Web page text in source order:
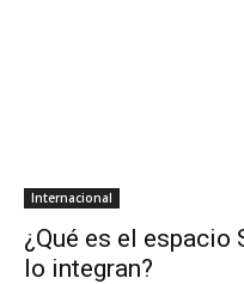
Internacional
¿Qué es el espacio
lo integran?